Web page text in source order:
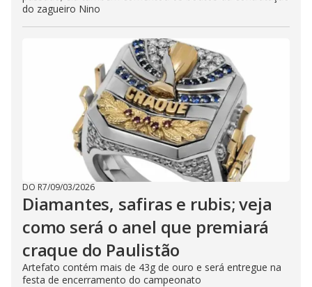
do zagueiro Nino
DO R7/09/03/2026
Diamantes, safiras e rubis; veja
como será o anel que premiará
craque do Paulistão
Artefato contém mais de 43g de ouro e será entregue na
festa de encerramento do campeonato